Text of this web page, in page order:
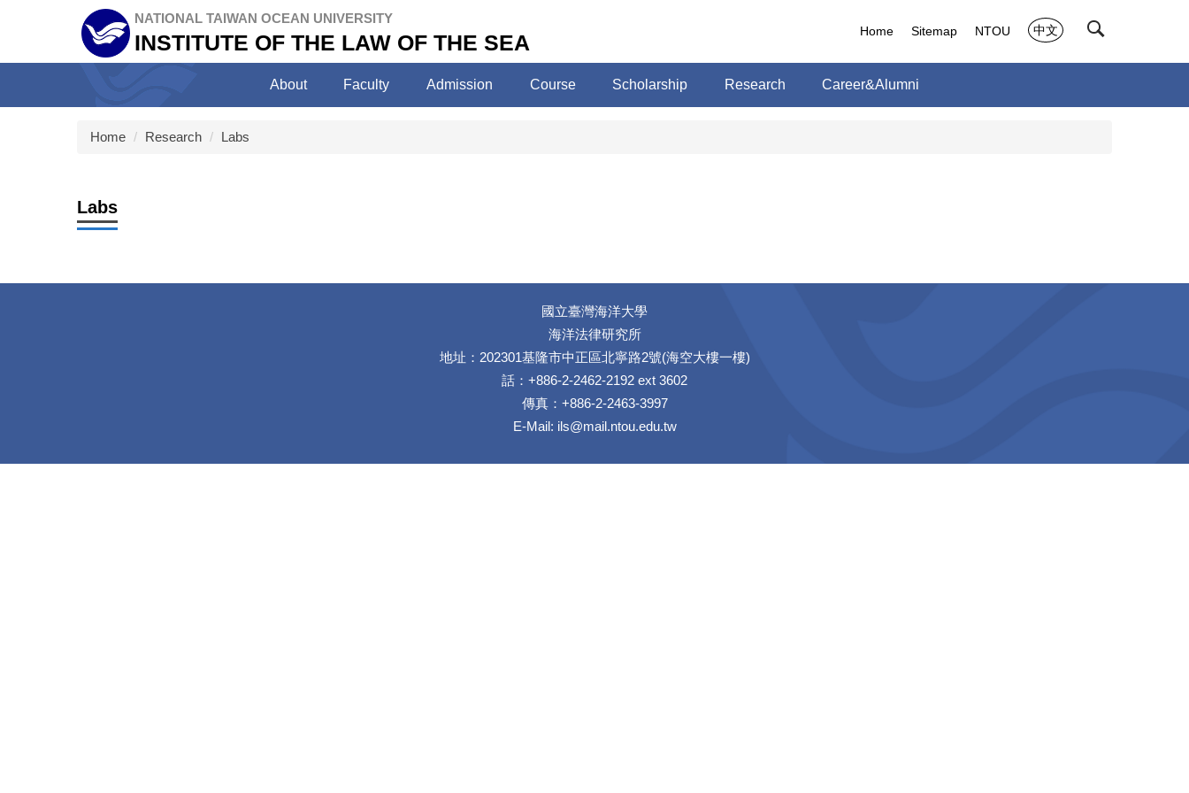
block
NATIONAL TAIWAN OCEAN UNIVERSITY
INSTITUTE OF THE LAW OF THE SEA
About Faculty Admission Course Scholarship Research Career&Alumni
Home Sitemap NTOU 中文
Home Research Labs
Labs
國立臺灣海洋大學
海洋法律研究所
地址：202301基隆市中正區北寧路2號(海空大樓一樓)
話：+886-2-2462-2192 ext 3602
傳真：+886-2-2463-3997
E-Mail: ils@mail.ntou.edu.tw